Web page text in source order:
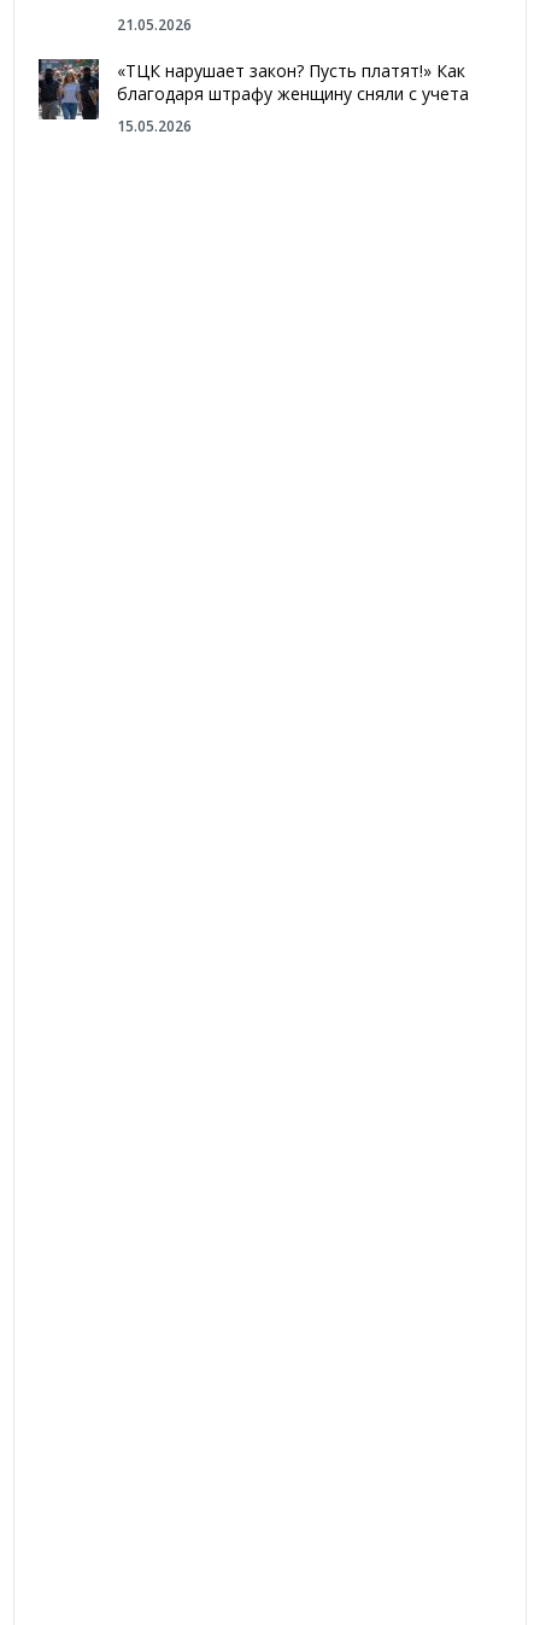
21.05.2026
«ТЦК нарушает закон? Пусть платят!» Как
благодаря штрафу женщину сняли с учета
15.05.2026